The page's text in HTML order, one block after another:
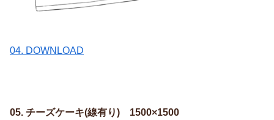
04. DOWNLOAD
05. チーズケーキ(線有り) 1500×1500